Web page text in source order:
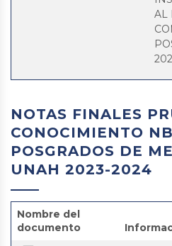
AL
NOTAS FINALES
CONOCIMIENTO
POSGRADOS DE
UNAH 2023-2024
Nombre del
documento